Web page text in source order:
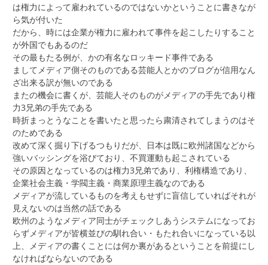
は権力によって雇われているのではないかということに書きなが
ら気が付いた
だから、時には企業が権力に雇われて事件を起こしたりすること
が外国でもあるのだ
その最もたる例が、かの有名なロッキード事件である
ましてメディア側そのものである芸能人とかのブログが信用なん
ざ出来る訳が無いのである
またの機会に書くが、芸能人そのものがメディアの手先であり権
力3兄弟の手先である
時折まっとうなことを書いたと思ったら粛清されてしまうのはそ
のためである
改めて深く掘り下げるつもりだが、日本は既に欧州諸国などから
強いバッシングを浴びており、不買運動も起こされている
その原因となっているのは権力3兄弟であり、利権構造であり、
企業社会主義・学閥主義・商業原理主義なのである
メディアが流しているものを考えもせずに盲信していればそれが
見えないのは当然の話である
欧州のようなメディア同士がチェックしあうシステムになってお
らずメディアが皆横並びの馴れ合い・もたれ合いになっている以
上、メディアの書くことには何か裏があるということを前提にし
なければならないのである